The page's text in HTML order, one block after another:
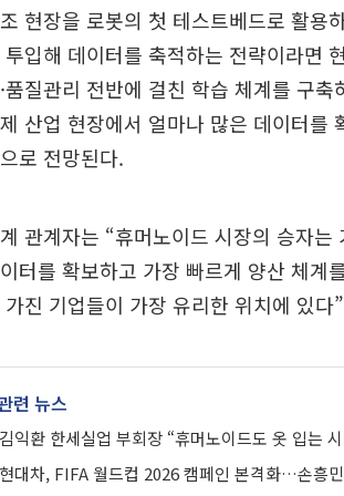
현장을 로봇의 첫 테스트베드로 활용
투입해 데이터를 축적하는 전략이라면
품질관리 전반에 걸친 학습 체계를 구
산업 현장에서 얼마나 많은 데이터를
로 전망된다.
관계자는 “휴머노이드 시장의 승자
터를 확보하고 가장 빠르게 양산 체계
가진 기업들이 가장 유리한 위치에 있다
련 뉴스
김익환 한세실업 부회장 “휴머노이드도 옷 입는
현대차, FIFA 월드컵 2026 캠페인 본격화…손흥